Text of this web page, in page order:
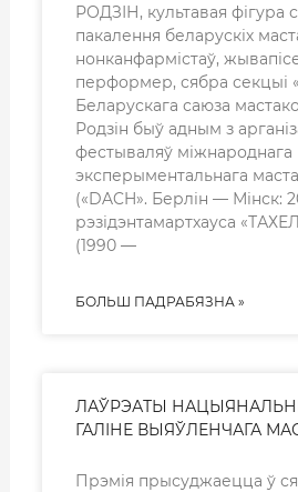
РОДЗІН, культавая фігура
пакалення беларускіх
нонканфармістаў,
перформер, сябра секцыі
Беларускага саюза
Родзін быў адным з
фестываляў міжнароднага
эксперыментальнага
(«DACH». Берлін — Мінск:
рэзідэнтамартхауса
(1990 —
БОЛЬШ ПАДРАБЯЗНА »
ЛАЎРЭАТЫ
ГАЛІНЕ ВЫЯЎЛЕНЧАГА
Прэмія прысуджаецца ў